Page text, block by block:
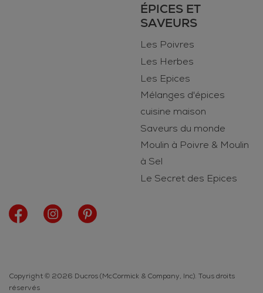
ÉPICES ET
SAVEURS
Les Poivres
Les Herbes
Les Epices
Mélanges d'épices
cuisine maison
Saveurs du monde
Moulin à Poivre & Moulin
à Sel
Le Secret des Epices
Copyright © 2026 Ducros (McCormick & Company, Inc). Tous droits
réservés